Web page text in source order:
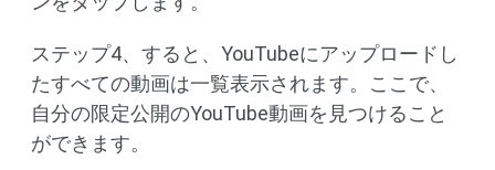
ステップ4、すると、YouTubeにアップロードし
たすべての動画は一覧表示されます。ここで、
自分の限定公開のYouTube動画を見つけること
ができます。